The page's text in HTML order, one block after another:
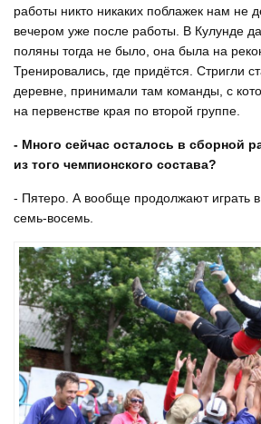
работы никто никаких поблажек нам не
вечером уже после работы. В Кулунде
поляны тогда не было, она была на
Тренировались, где придётся. Стригли
деревне, принимали там команды, с
на первенстве края по второй группе.
- Много сейчас осталось в сборной
из того чемпионского состава?
- Пятеро. А вообще продолжают играть
семь-восемь.